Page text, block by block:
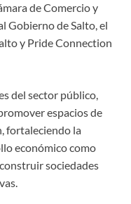
de Comercio y
Gobierno de Salto, el
y Pride Connection
del sector público,
espacios de
fortaleciendo la
económico como
sociedades